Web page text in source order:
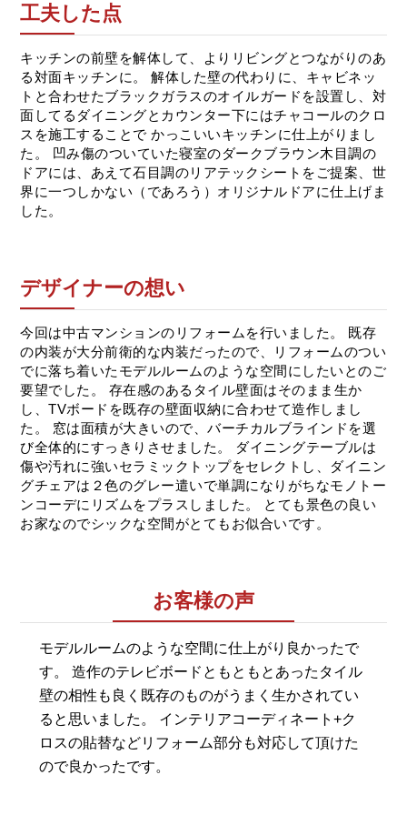
工夫した点
キッチンの前壁を解体して、よりリビングとつながりのあ
る対面キッチンに。 解体した壁の代わりに、キャビネッ
トと合わせたブラックガラスのオイルガードを設置し、対
面してるダイニングとカウンター下にはチャコールのクロ
スを施工することで かっこいいキッチンに仕上がりまし
た。 凹み傷のついていた寝室のダークブラウン木目調の
ドアには、あえて石目調のリアテックシートをご提案、世
界に一つしかない（であろう）オリジナルドアに仕上げま
した。
デザイナーの想い
今回は中古マンションのリフォームを行いました。 既存
の内装が大分前衛的な内装だったので、リフォームのつい
でに落ち着いたモデルルームのような空間にしたいとのご
要望でした。 存在感のあるタイル壁面はそのまま生か
し、TVボードを既存の壁面収納に合わせて造作しまし
た。 窓は面積が大きいので、バーチカルブラインドを選
び全体的にすっきりさせました。 ダイニングテーブルは
傷や汚れに強いセラミックトップをセレクトし、ダイニン
グチェアは２色のグレー遣いで単調になりがちなモノトー
ンコーデにリズムをプラスしました。 とても景色の良い
お家なのでシックな空間がとてもお似合いです。
お客様の声
モデルルームのような空間に仕上がり良かったで
す。 造作のテレビボードともともとあったタイル
壁の相性も良く既存のものがうまく生かされてい
ると思いました。 インテリアコーディネート+ク
ロスの貼替などリフォーム部分も対応して頂けた
ので良かったです。